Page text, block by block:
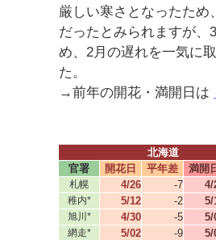
厳しい寒さとなったた
だったとみられますが
め、2月の遅れを一気に
た。
→前年の開花・満開日は
北海道
官署
開花日 平年差 満開
札幌 4/26 -7 4/
稚内* 5/12 -2 5/
旭川* 4/30 -5 5/
網走* 5/02 -9 5/